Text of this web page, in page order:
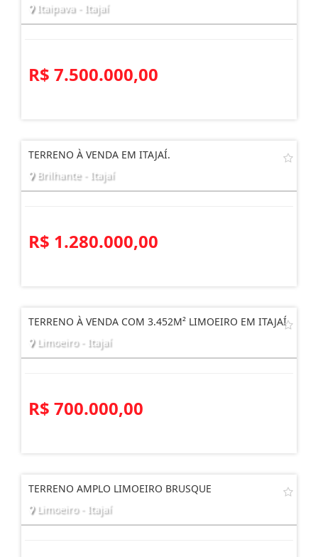
Itaipava - Itajaí
R$ 7.500.000,00
TERRENO À VENDA EM ITAJAÍ.
Brilhante - Itajaí
R$ 1.280.000,00
TERRENO À VENDA COM 3.452M² LIMOEIRO EM ITAJAÍ
Limoeiro - Itajaí
R$ 700.000,00
TERRENO AMPLO LIMOEIRO BRUSQUE
Limoeiro - Itajaí